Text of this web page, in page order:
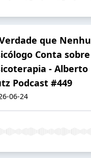
que
Conta sobre
-
Podcast #449
06-24